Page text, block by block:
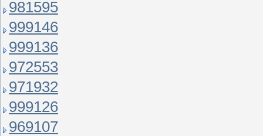
981595
999146
999136
972553
971932
999126
969107